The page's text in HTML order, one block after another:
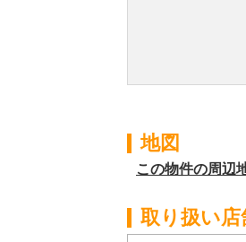
地図
この物件の周辺
取り扱い店